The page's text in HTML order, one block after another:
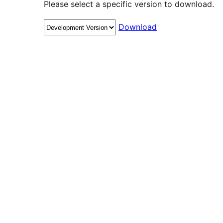
Please select a specific version to download.
Download